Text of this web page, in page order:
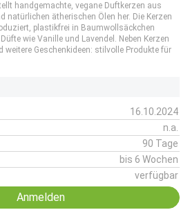
handgemachte, vegane Duftkerzen aus
natürlichen ätherischen Ölen her. Die Kerzen
plastikfrei in Baumwollsäckchen
wie Vanille und Lavendel. Neben Kerzen
weitere Geschenkideen: stilvolle Produkte für
16.10.2024
n.a.
90 Tage
bis 6 Wochen
verfügbar
Anmelden